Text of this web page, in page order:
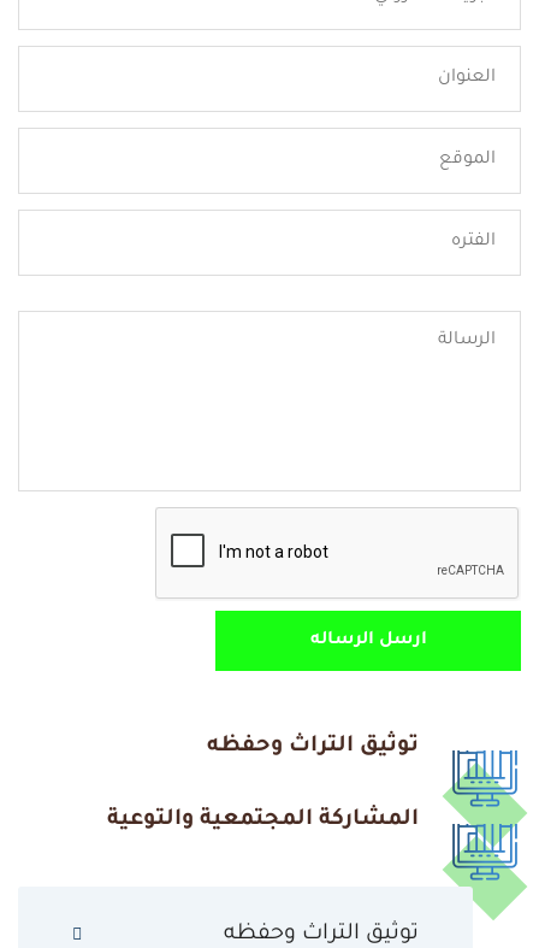
توثيق التراث وحفظه
المشاركة المجتمعية والتوعية
توثيق التراث وحفظه